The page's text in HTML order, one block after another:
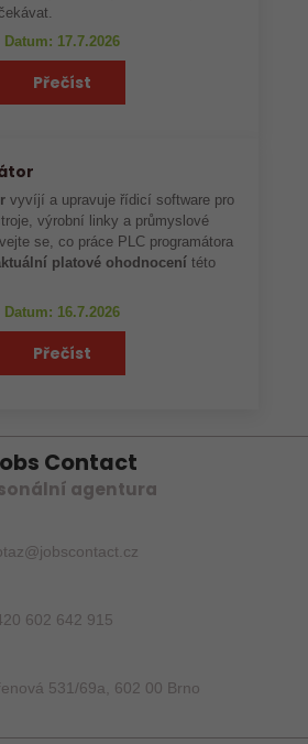
Datum: 17.7.2026
Přečíst
vyvíjí a upravuje řídicí software pro
výrobní linky a průmyslové
se, co práce PLC programátora
platové ohodnocení této
Datum: 16.7.2026
Přečíst
Contact
agentura
602 642 915
531/69a, 602 00 Brno